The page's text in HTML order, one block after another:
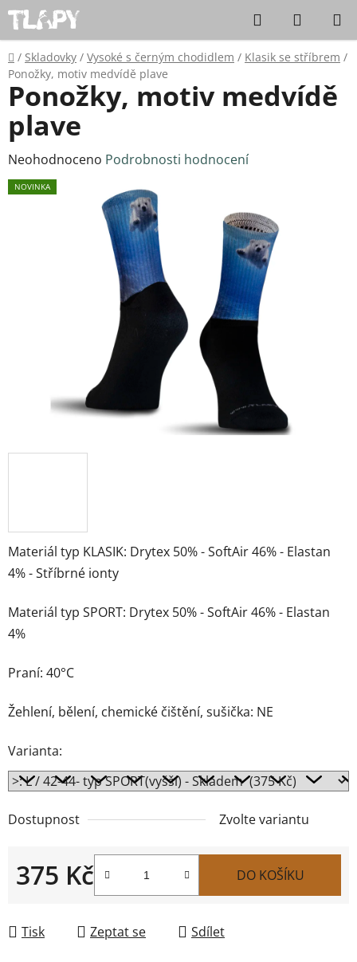
Přejít na obsah Hledat
Domů
/ Skladovky / Vysoké s černým chodidlem / Klasik se stříbrem /
Ponožky, motiv medvídě plave
Materiál typ KLASIK: Drytex 50% - SoftAir 46% - Elastan
4% - Stříbrné ionty
Materiál typ SPORT: Drytex 50% - SoftAir 46% - Elastan
4%
Praní: 40°C
Žehlení, bělení, chemické čištění, sušička: NE
Varianta:
Dostupnost Zvolte variantu
375 Kč DO KOŠÍKU
Tisk Zeptat se Sdílet
Ponožky, motiv medvídě
plave
Průměrné hodnocení produktu je 0,0 z 5 hvězdiček.
Neohodnoceno Podrobnosti hodnocení
NOVINKA